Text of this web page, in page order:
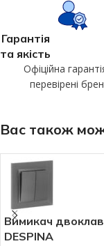
Гарантія
та якість
Офіційна
перевірені
Вас також
Вимикач
DESPINA